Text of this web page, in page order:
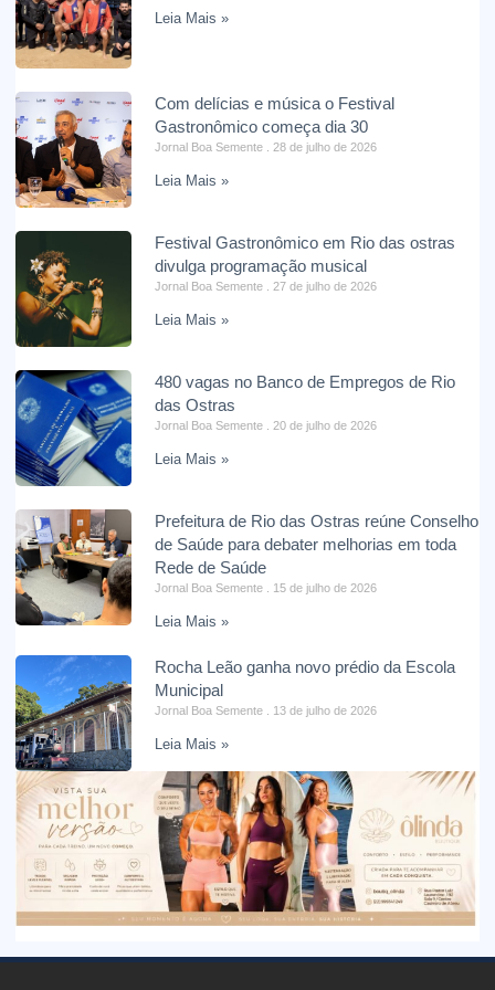
Leia Mais »
Com delícias e música o Festival
Gastronômico começa dia 30
Jornal Boa Semente 28 de julho de 2026
Leia Mais »
Festival Gastronômico em Rio das ostras
divulga programação musical
Jornal Boa Semente 27 de julho de 2026
Leia Mais »
480 vagas no Banco de Empregos de Rio
das Ostras
Jornal Boa Semente 20 de julho de 2026
Leia Mais »
Prefeitura de Rio das Ostras reúne Conselho
de Saúde para debater melhorias em toda
Rede de Saúde
Jornal Boa Semente 15 de julho de 2026
Leia Mais »
Rocha Leão ganha novo prédio da Escola
Municipal
Jornal Boa Semente 13 de julho de 2026
Leia Mais »